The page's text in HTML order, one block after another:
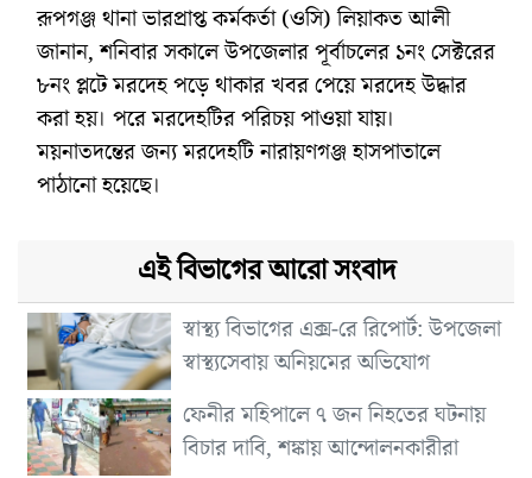
রূপগঞ্জ থানা ভারপ্রাপ্ত কর্মকর্তা (ওসি) লিয়াকত আলী
জানান, শনিবার সকালে উপজেলার পূর্বাচলের ১নং সেক্টরের
৮নং প্লটে মরদেহ পড়ে থাকার খবর পেয়ে মরদেহ উদ্ধার
করা হয়। পরে মরদেহটির পরিচয় পাওয়া যায়।
ময়নাতদন্তের জন্য মরদেহটি নারায়ণগঞ্জ হাসপাতালে
পাঠানো হয়েছে।
এই বিভাগের আরো সংবাদ
স্বাস্থ্য বিভাগের এক্স-রে রিপোর্ট: উপজেলা
স্বাস্থ্যসেবায় অনিয়মের অভিযোগ
ফেনীর মহিপালে ৭ জন নিহতের ঘটনায়
বিচার দাবি, শঙ্কায় আন্দোলনকারীরা